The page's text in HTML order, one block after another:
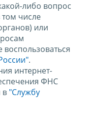
либо вопрос
числе
или
.
интернет-
ФНС
в "Службу